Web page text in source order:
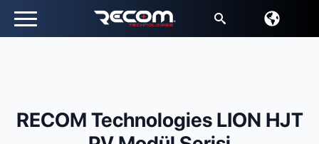
RECOM Technologies LION HJT